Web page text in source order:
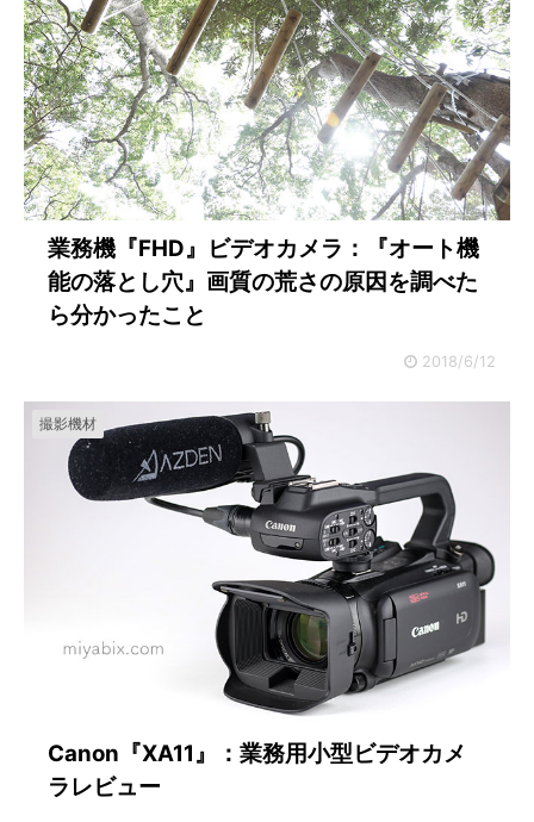
業務機『FHD』ビデオカメラ：『オート機
能の落とし穴』画質の荒さの原因を調べた
ら分かったこと
2018/6/12
撮影機材
Canon『XA11』：業務用小型ビデオカメ
ラレビュー